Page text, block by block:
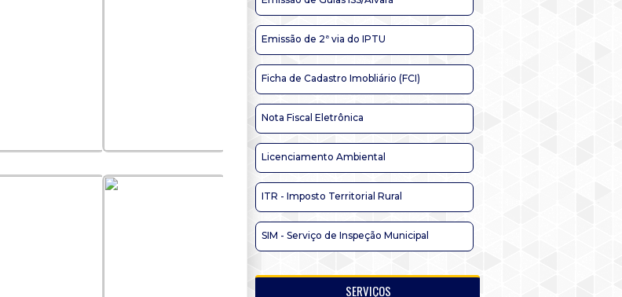
Emissão de 2ª via do IPTU
Ficha de Cadastro Imobliário (FCI)
Nota Fiscal Eletrônica
Licenciamento Ambiental
ITR - Imposto Territorial Rural
SIM - Serviço de Inspeção Municipal
SERVIÇOS